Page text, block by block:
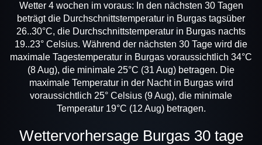
Wetter 4 wochen im voraus: In den nächsten 30 Tagen
beträgt die Durchschnittstemperatur in Burgas tagsüber
26..30°C, die Durchschnittstemperatur in Burgas nachts
19..23° Celsius. Während der nächsten 30 Tage wird die
maximale Tagestemperatur in Burgas voraussichtlich 34°C
(8 Aug), die minimale 25°C (31 Aug) betragen. Die
maximale Temperatur in der Nacht in Burgas wird
voraussichtlich 25° Celsius (9 Aug), die minimale
Temperatur 19°C (12 Aug) betragen.
Wettervorhersage Burgas 30 tage